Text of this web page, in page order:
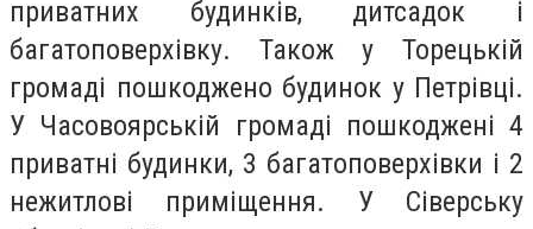
приватних будинків, дитсадок і
багатоповерхівку. Також у Торецькій
громаді пошкоджено будинок у Петрівці.
У Часовоярській громаді пошкоджені 4
приватні будинки, 3 багатоповерхівки і 2
нежитлові приміщення. У Сіверську